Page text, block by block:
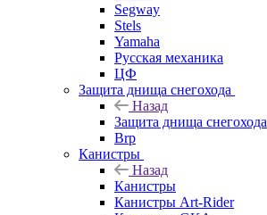
Segway
Stels
Yamaha
Русская механика
ЦФ
Защита днища снегохода
Назад
Защита днища снегохода
Brp
Канистры
Назад
Канистры
Канистры Art-Rider